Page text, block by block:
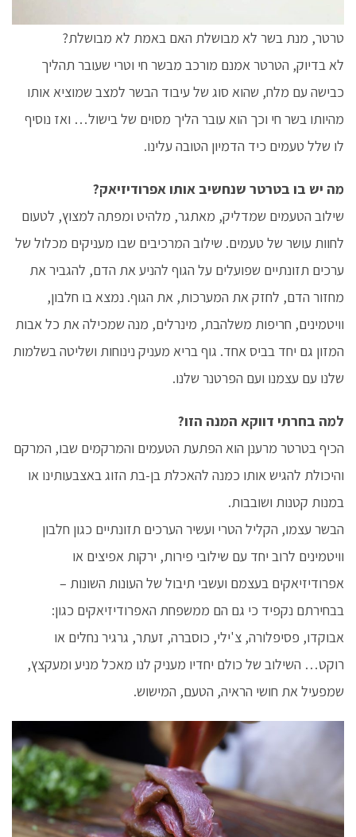
טרטר, מנת בשר לא מבושלת האם באמת לא מבושלת?
לא בדיוק, הטרטר אמנם מורכב מבשר חי וטרי שעובר תהליך
כבישה עם מלח, שהוא סוג של עיבוד הבשר למצב שמוציא אותו
מהיותו בשר חי וכך הוא עובר הליך מסוים של בישול… ואז נוסיף
לו שלל טעמים כיד הדמיון הטובה עלינו.
מה יש בו בטרטר שנחשיב אותו אפרודיזיאק?
שילוב הטעמים שמדליק, מאתגר, מלהיט ומפתה למצוץ, לטעום
לחוות עושר של טעמים. שילוב המרכיבים שבו מעניקים מכלול של
ערכים תזונתיים שפועלים על הגוף להניע את הדם, להגביר את
מחזור הדם, לחזק את המערכות, את הגוף. נמצא בו חלבון,
וויטמינים, חריפות משלהבת, מינרלים, מנה שמכילה את כל אבות
המזון גם יחד בביס אחד. גוף בריא מעניק נינוחות ושליטה בשלמות
שלנו עם עצמנו ועם הפרטנר שלנו.
למה בחרתי דווקא המנה הזו?
הכיף בטרטר מרענן הוא הפתעת הטעמים והמרקמים שבו, המרקם
והיכולת להגיש אותו כמנה להאכלת בן-בת הזוג באצבעותינו או
במנות קטנות ושובבות.
הבשר עצמו, הקליל הטרי ועשיר הערכים תזונתיים כגון חלבון
וויטמינים לרוב יחד עם שילובי פירות, ירקות אפיצים או
אפרודיזיאקים בעצמם ועשבי תיבול של העונות השונות –
בבחירתם נקפיד כי גם הם ממשפחת האפרודיזיאקים כגון:
אבוקדו, פסיפלורה, צ'ילי, כוסברה, זעתר, גרגיר נחלים או
רוקט… השילוב של כולם יחדיו מעניק לנו מאכל מניע ומעקצץ,
שמפעיל את חושי הראיה, הטעם, המישוש.